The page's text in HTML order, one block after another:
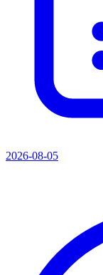
2026-08-05